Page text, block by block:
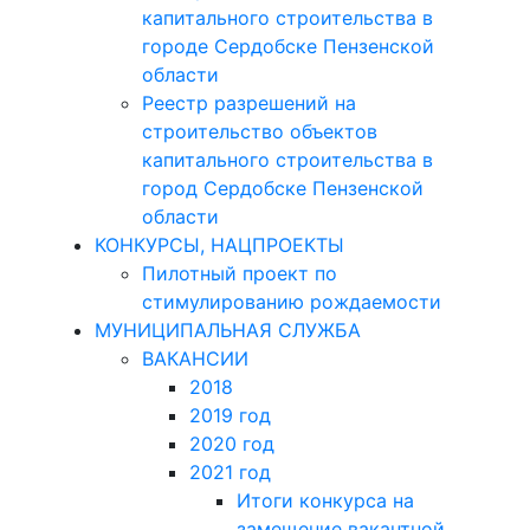
капитального строительства в
городе Сердобске Пензенской
области
Реестр разрешений на
строительство объектов
капитального строительства в
город Сердобске Пензенской
области
КОНКУРСЫ, НАЦПРОЕКТЫ
Пилотный проект по
стимулированию рождаемости
МУНИЦИПАЛЬНАЯ СЛУЖБА
ВАКАНСИИ
2018
2019 год
2020 год
2021 год
Итоги конкурса на